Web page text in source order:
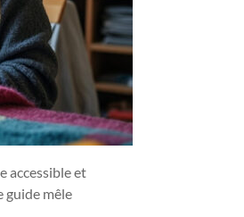
accessible et
guide mêle